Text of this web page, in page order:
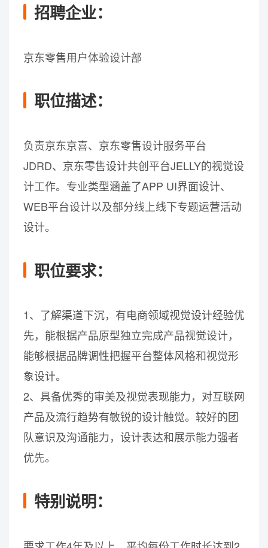
招聘企业：
京东零售用户体验设计部
职位描述：
负责京东京喜、京东零售设计服务平台
JDRD、京东零售设计共创平台JELLY的视觉设
计工作。专业类型涵盖了APP UI界面设计、
WEB平台设计以及部分线上线下专题运营活动
设计。
职位要求：
1、了解渠道下沉，有电商领域视觉设计经验优
先，能根据产品原型独立完成产品视觉设计，
能够根据品牌调性把握平台整体风格和视觉形
象设计。
2、具备优秀的审美及视觉表现能力，对互联网
产品及流行趋势有敏锐的设计触觉。较好的团
队意识及沟通能力，设计表达和展示能力强者
优先。
特别说明：